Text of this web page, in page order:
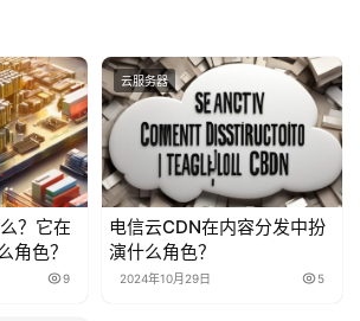
？它在
角色？
9
云服务器
电信云CDN在内容分发中扮
演什么角色？
2024年10月29日 5